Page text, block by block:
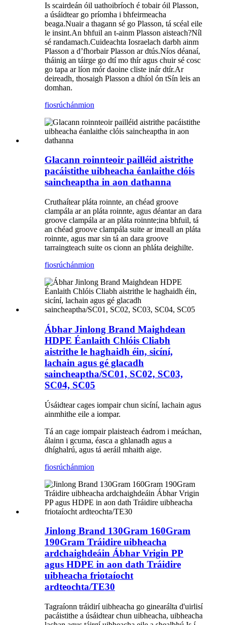
Is scairdeán óil uathoibríoch é tobair óil Plasson,
a úsáidtear go príomha i bhfeirmeacha
beaga.Nuair a thagann sé go Plasson, tá scéal eile
le insint.An bhfuil an t-ainm Plasson aisteach?Níl
sé randamach.Cuideachta Iosraelach darbh ainm
Plasson a d’fhorbair Plasson ar dtús.Níos déanaí,
tháinig an táirge go dtí mo thír agus chuir sé cosc ​​​​
go tapa ar líon mór daoine cliste inár dtír.Ar
deireadh, thosaigh Plasson a dhíol ón tSín leis an
domhan.
fiosrúchánmion
Glacann roinnteoir pailléid aistrithe
pacáistithe uibheacha éanlaithe clóis
saincheaptha in aon dathanna
Cruthaítear pláta roinnte, an chéad groove
clampála ar an pláta roinnte, agus déantar an dara
groove clampála ar an pláta roinnte;ina bhfuil, tá
an chéad groove clampála suite ar imeall an pláta
roinnte, agus mar sin tá an dara groove
tarraingteach suite os cionn an phláta deighilte.
fiosrúchánmion
Ábhar Jinlong Brand Maighdean
HDPE Éanlaith Chlóis Cliabh
aistrithe le haghaidh éin, sicíní,
lachain agus gé glacadh
saincheaptha/SC01, SC02, SC03,
SC04, SC05
Úsáidtear cages iompair chun sicíní, lachain agus
ainmhithe eile a iompar.
Tá an cage iompair plaisteach éadrom i meáchan,
álainn i gcuma, éasca a ghlanadh agus a
dhíghalrú, agus tá aeráil mhaith aige.
fiosrúchánmion
Jinlong Brand 130Gram 160Gram
190Gram Tráidire uibheacha
ardchaighdeáin Ábhar Vrigin PP
agus HDPE in aon dath Tráidire
uibheacha friotaíocht
ardteochta/TE30
Tagraíonn tráidirí uibheacha go ginearálta d'uirlisí
pacáistithe a úsáidtear chun uibheacha, uibheacha